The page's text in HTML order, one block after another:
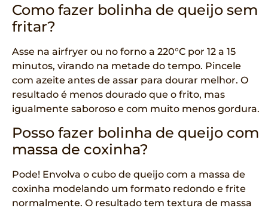
Como fazer bolinha de queijo sem
fritar?
Asse na airfryer ou no forno a 220°C por 12 a 15
minutos, virando na metade do tempo. Pincele
com azeite antes de assar para dourar melhor. O
resultado é menos dourado que o frito, mas
igualmente saboroso e com muito menos gordura.
Posso fazer bolinha de queijo com
massa de coxinha?
Pode! Envolva o cubo de queijo com a massa de
coxinha modelando um formato redondo e frite
normalmente. O resultado tem textura de massa